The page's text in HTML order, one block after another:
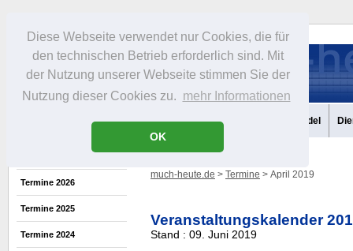
Diese Webseite verwendet nur Cookies, die für
den technischen Betrieb erforderlich sind. Mit
der Nutzung unserer Webseite stimmen Sie der
Nutzung dieser Cookies zu. mehr Informationen
OK
Portrait Infos Freizeit Gastronomie Handel
Termine 2026
Termine 2025
Termine 2024
much-heute.de > Termine > April 2019
Veranstaltungskalender
Stand : 09. Juni 2019